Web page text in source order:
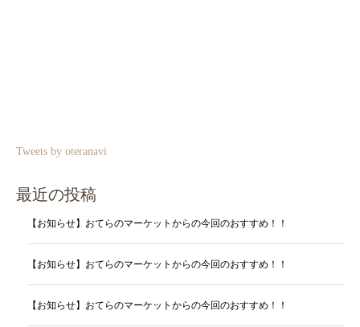
Tweets by oteranavi
最近の投稿
【お知らせ】おてらのマーケットからの今回のおすすめ！！
【お知らせ】おてらのマーケットからの今回のおすすめ！！
【お知らせ】おてらのマーケットからの今回のおすすめ！！